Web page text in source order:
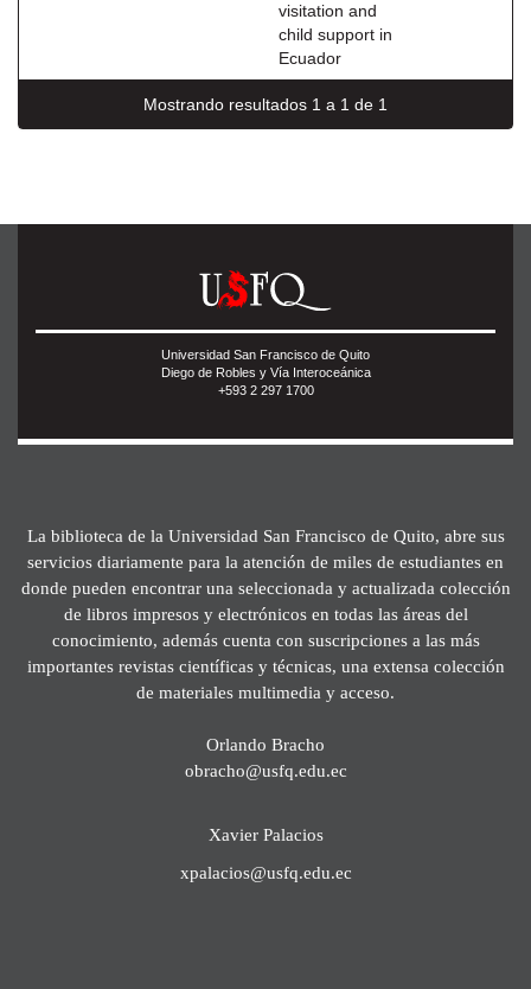
visitation and
child support in
Ecuador
Mostrando resultados 1 a 1 de 1
Universidad San Francisco de Quito
Diego de Robles y Vía Interoceánica
+593 2 297 1700
La biblioteca de la Universidad San Francisco de Quito, abre sus
servicios diariamente para la atención de miles de estudiantes en
donde pueden encontrar una seleccionada y actualizada colección
de libros impresos y electrónicos en todas las áreas del
conocimiento, además cuenta con suscripciones a las más
importantes revistas científicas y técnicas, una extensa colección
de materiales multimedia y acceso.
Orlando Bracho
obracho@usfq.edu.ec
Xavier Palacios
xpalacios@usfq.edu.ec